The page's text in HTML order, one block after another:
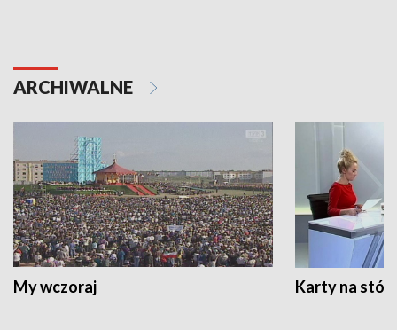
ARCHIWALNE
My wczoraj Karty na